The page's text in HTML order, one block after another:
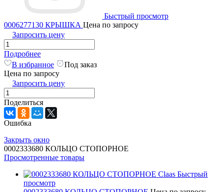
Быстрый просмотр
0006277130 КРЫШКА Цена по запросу
Запросить цену
Подробнее
В избранное
Под заказ
Цена по запросу
Запросить цену
Поделиться
Ошибка
Закрыть окно
0002333680 КОЛЬЦО СТОПОРНОЕ
Просмотренные товары
Быстрый
просмотр